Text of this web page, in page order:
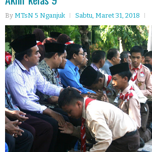
By MTsN 5 Nganjuk Sabtu, Maret 31, 2018